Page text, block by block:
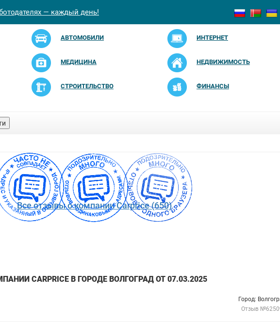
— каждый день!
АВТОМОБИЛИ ИНТЕРНЕТ
МЕДИЦИНА НЕДВИЖИМОСТЬ
СТРОИТЕЛЬСТВО ФИНАНСЫ
Все отзывы о компании Carprice (650)
CARPRICE В ГОРОДЕ ВОЛГОГРАД ОТ 07.03.2025
Город:
Отзыв